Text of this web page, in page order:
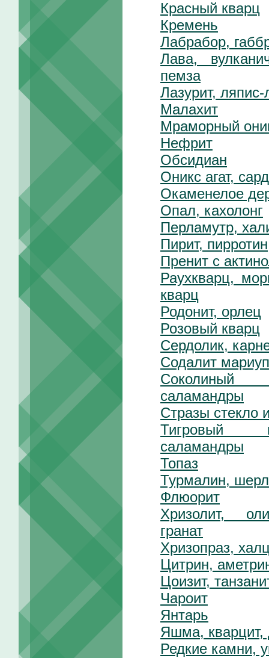
Красный кварц
Кремень
Лабрабор,
Лава,
пемза
Лазурит, ляпис-
Малахит
Мраморный
Нефрит
Обсидиан
Оникс агат,
Окаменелое
Опал, кахолонг
Перламутр,
Пирит,
Пренит с
Раухкварц,
кварц
Родонит, орлец
Розовый кварц
Сердолик,
Содалит
Соколиный
саламандры
Стразы стекло
Тигровый
саламандры
Топаз
Турмалин, шерл
Флюорит
Хризолит,
гранат
Хризопраз,
Цитрин,
Цоизит,
Чароит
Янтарь
Яшма, кварцит,
Редкие камни,